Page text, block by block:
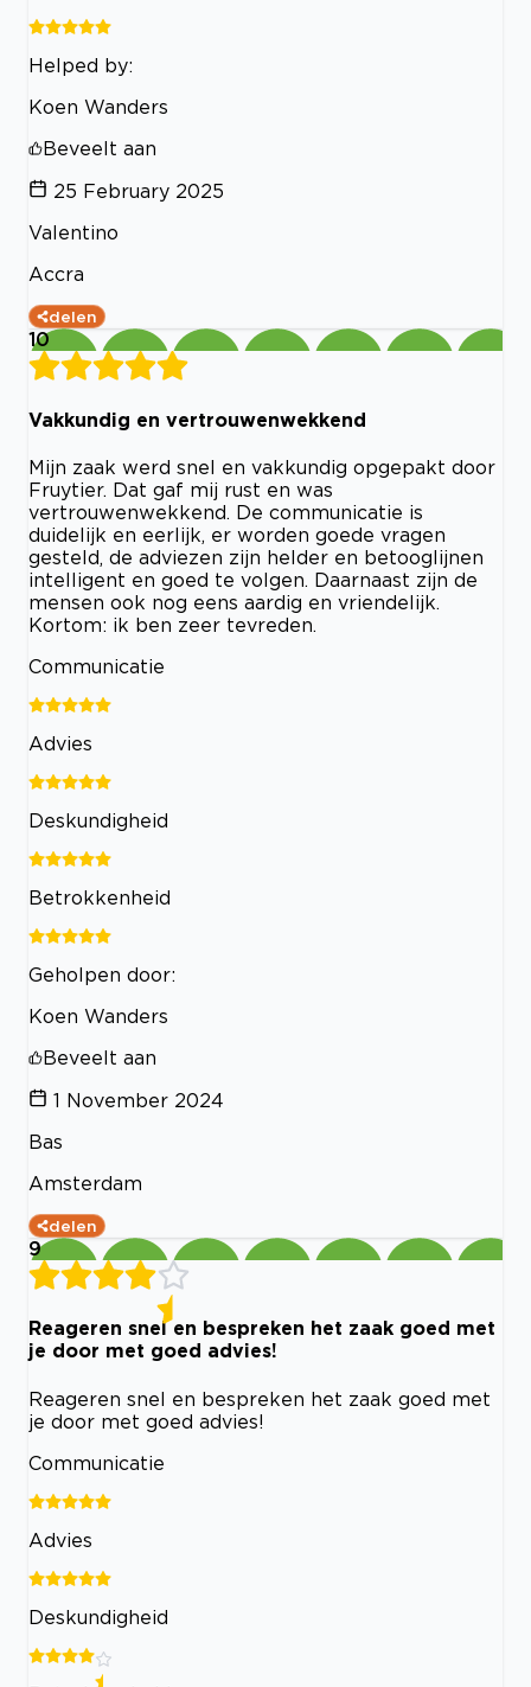
Helped by:
Koen Wanders
Beveelt aan
25 February 2025
Valentino
Accra
delen
10
Vakkundig en vertrouwenwekkend
Mijn zaak werd snel en vakkundig opgepakt door
Fruytier. Dat gaf mij rust en was
vertrouwenwekkend. De communicatie is
duidelijk en eerlijk, er worden goede vragen
gesteld, de adviezen zijn helder en betooglijnen
intelligent en goed te volgen. Daarnaast zijn de
mensen ook nog eens aardig en vriendelijk.
Kortom: ik ben zeer tevreden.
Communicatie
Advies
Deskundigheid
Betrokkenheid
Geholpen door:
Koen Wanders
Beveelt aan
1 November 2024
Bas
Amsterdam
delen
9
Reageren snel en bespreken het zaak goed met
je door met goed advies!
Reageren snel en bespreken het zaak goed met
je door met goed advies!
Communicatie
Advies
Deskundigheid